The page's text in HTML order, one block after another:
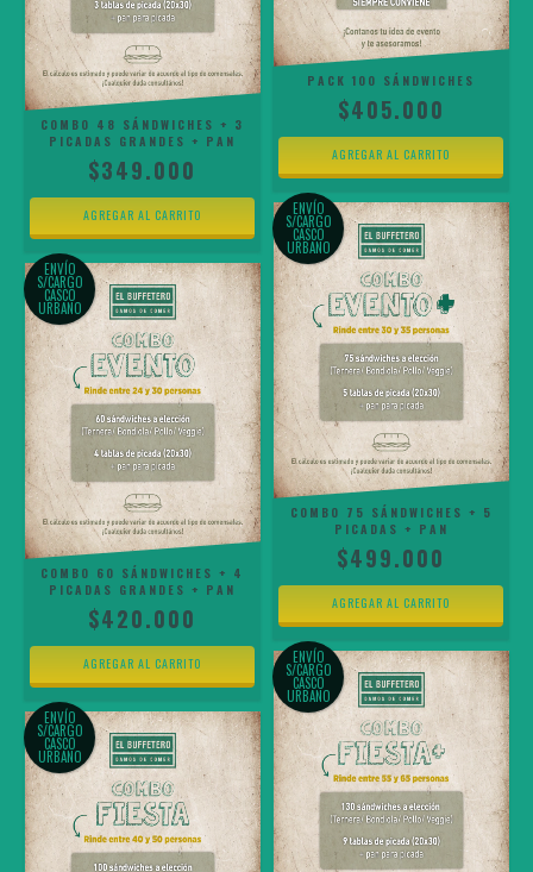
COMBO 48 SÁNDWICHES + 3
PICADAS GRANDES + PAN
$349.000
PACK 100 SÁNDWICHES
$405.000
ENVÍO
S/CARGO
CASCO
URBANO
COMBO 60 SÁNDWICHES + 4
PICADAS GRANDES + PAN
$420.000
ENVÍO
S/CARGO
CASCO
URBANO
COMBO 75 SÁNDWICHES + 5
PICADAS + PAN
$499.000
ENVÍO
S/CARGO
CASCO
URBANO
ENVÍO
S/CARGO
CASCO
URBANO